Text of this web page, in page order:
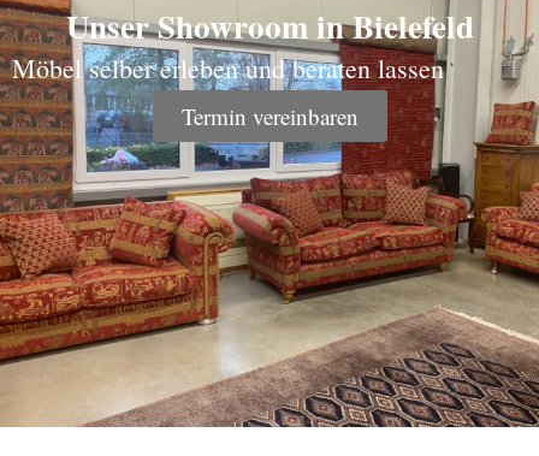
Unser Showroom in Bielefeld
Möbel selber erleben und beraten lassen
Termin vereinbaren